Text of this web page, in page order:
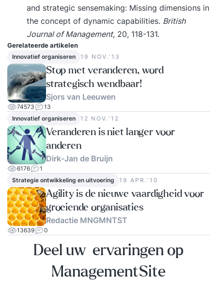
and strategic sensemaking: Missing dimensions in
the concept of dynamic capabilities. British
Journal of Management, 20, 118-131.
Gerelateerde artikelen
Innovatief organiseren 19 NOV.‘13
Stop met veranderen, word
strategisch wendbaar!
Sjors van Leeuwen
74573
13
Innovatief organiseren
12 NOV.‘12
Veranderen is niet langer voor
anderen
Dirk-Jan de Bruijn
6176
1
Strategie ontwikkeling en uitvoering
19 APR.‘10
Agility is de nieuwe vaardigheid voor
groeiende organisaties
Redactie MNGMNTST
13639 0
Deel uw ervaringen op
ManagementSite